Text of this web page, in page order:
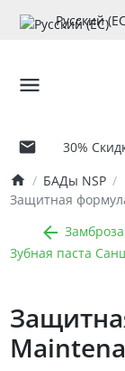
Русский
30%
БАДы NSP
Защитная
Зубная паста